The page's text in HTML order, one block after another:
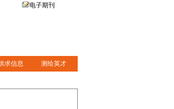
电子期刊
求信息 测绘英才